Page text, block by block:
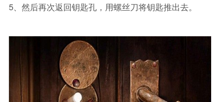
5、然后再次返回钥匙孔，用螺丝刀将钥匙推出去。